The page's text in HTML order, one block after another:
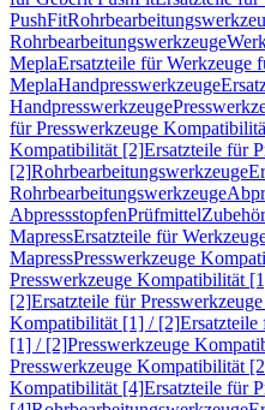
PushFit
Rohrbearbeitungswerkzeuge
MeplaErsatzteile für Werkzeuge
MeplaHandpresswerkzeuge
Handpresswerkzeuge
für Presswerkzeuge
Kompatibilität [2]Ersatzteile für
[2]Rohrbearbeitungswerkzeuge
Rohrbearbeitungswerkzeuge
AbpressstopfenPrüfmittelZubehör
MapressErsatzteile für
MapressPresswerkzeuge
Presswerkzeuge Kompatibilität
[2]Ersatzteile für
Kompatibilität [1] / [2]Ersatzteile
[1] / [2]Presswerkzeuge
Presswerkzeuge Kompatibilität
Kompatibilität [4]Ersatzteile für